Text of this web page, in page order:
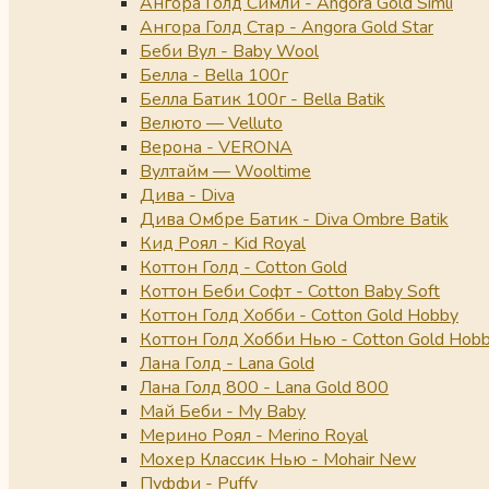
Ангора Голд Стар - Angora Gold Star
Беби Вул - Baby Wool
Белла - Bella 100г
Белла Батик 100г - Bella Batik
Велюто — Velluto
Верона - VERONA
Вултайм — Wooltime
Дива - Diva
Дива Омбре Батик - Diva Ombre Batik
Кид Роял - Kid Royal
Коттон Голд - Cotton Gold
Коттон Беби Софт - Cotton Baby Soft
Коттон Голд Хобби - Cotton Gold Hobby
Коттон Голд Хобби Нью - Cotton Gold
Лана Голд - Lana Gold
Лана Голд 800 - Lana Gold 800
Май Беби - My Baby
Мерино Роял - Merino Royal
Мохер Классик Нью - Mohair New
Пуффи - Puffy